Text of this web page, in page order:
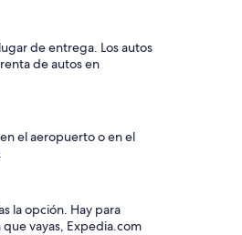
de entrega. Los autos
de autos en
el aeropuerto o en el
la opción. Hay para
vayas, Expedia.com